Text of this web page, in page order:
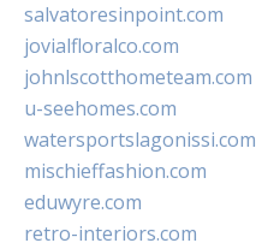
salvatoresinpoint.com
jovialfloralco.com
johnlscotthometeam.com
u-seehomes.com
watersportslagonissi.com
mischieffashion.com
eduwyre.com
retro-interiors.com